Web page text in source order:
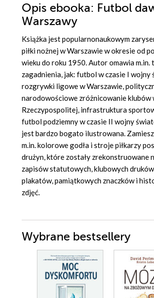
Opis ebooka: Futbol
Warszawy
Książka jest popularnonaukowym
piłki nożnej w Warszawie w okresie od
wieku do roku 1950. Autor omawia m.in.
zagadnienia, jak: futbol w czasie I wojny
rozgrywki ligowe w Warszawie,
narodowościowe zróżnicowanie klubów
Rzeczypospolitej, infrastruktura
futbol podziemny w czasie II wojny
jest bardzo bogato ilustrowana.
m.in. kolorowe godła i stroje piłkarzy
drużyn, które zostały zrekonstruowane
zapisów statutowych, klubowych
plakatów, pamiątkowych znaczków i
zdjęć.
Wybrane bestsellery